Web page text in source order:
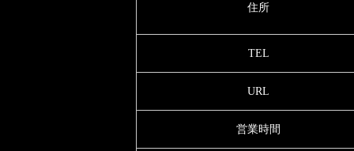
住所
TEL
URL
営業時間